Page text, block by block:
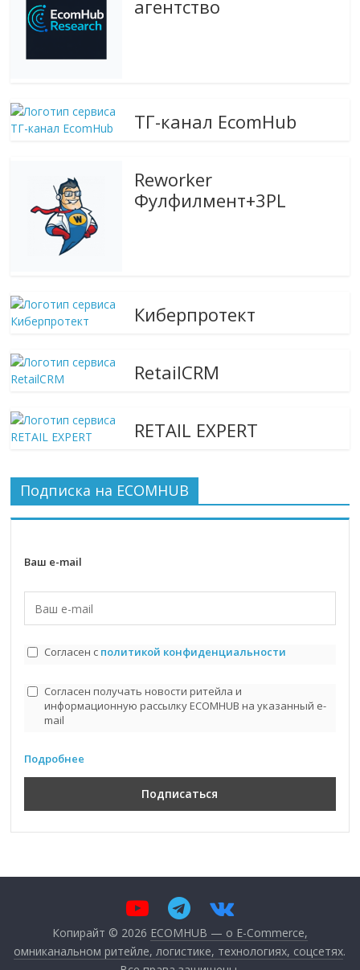
агентство
ТГ-канал EcomHub
Reworker
Фулфилмент+3PL
Киберпротект
RetailCRM
RETAIL EXPERT
Подписка на ECOMHUB
Ваш e-mail
Согласен с политикой конфиденциальности
Согласен получать новости ритейла и
информационную рассылку ECOMHUB на указанный e-
mail
Подробнее
Копирайт © 2026 ECOMHUB — о E-Commerce,
омниканальном ритейле, логистике, технологиях, соцсетях.